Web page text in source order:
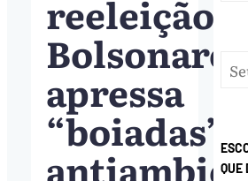
reeleição,
Bolsonaro
apressa
“boiadas”
QUE